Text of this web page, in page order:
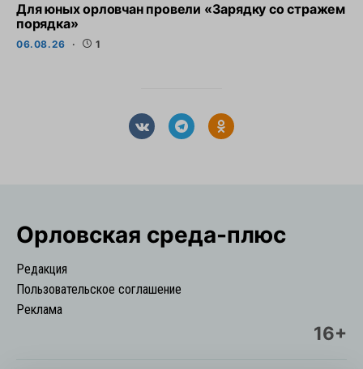
Для юных орловчан провели «Зарядку со стражем
порядка»
06.08.26 1
Орловская cреда-плюс
Редакция
Пользовательское соглашение
Реклама
16+